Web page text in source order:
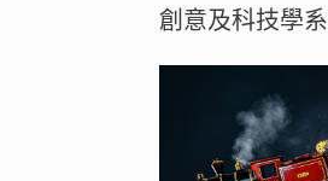
創意及科技學系